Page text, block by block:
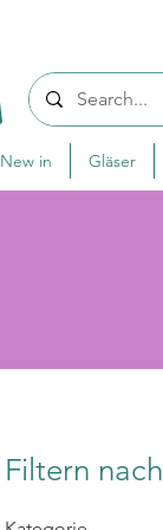
New in Gläser
Filtern nach